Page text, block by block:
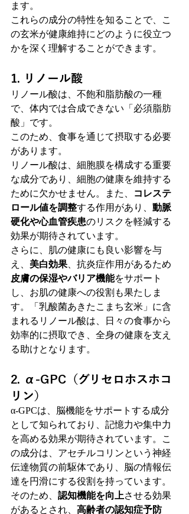
ます。
これらの成分の特性を知ることで、こ
の玄米が健康維持にどのように役立つ
かを深く理解することができます。
1. リノール酸
リノール酸は、不飽和脂肪酸の一種
で、体内では合成できない「必須脂肪
酸」です。
このため、食事を通じて摂取する必要
があります。
リノール酸は、細胞膜を構成する重要
な成分であり、細胞の健康を維持する
ために欠かせません。また、
コレステ
ロール値を調整する作用があり、 動脈
硬化や心血管疾患のリスクを軽減する
効果が期待されています。
さらに、肌の健康にも良い影響を与
え、 美白効果 、抗炎症作用があるため
皮膚の保湿やバリア機能をサポート
し、お肌の健康への役割も果たしま
す。「乳酸菌あきたこまち玄米」に含
まれるリノール酸は、日々の食事から
効率的に摂取でき、全身の健康を支え
る助けとなります。
2. α-GPC（グリセロホスホコ
リン）
α-GPCは、脳機能をサポートする成分
として知られており、記憶力や集中力
を高める効果が期待されています。こ
の成分は、アセチルコリンという神経
伝達物質の前駆体であり、脳の情報伝
達を円滑にする役割を持っています。
そのため、 認知機能を向上させる効果
があるとされ、 高齢者の認知症予防